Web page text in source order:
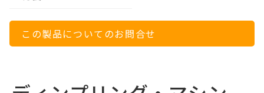
この製品についてのお問合せ